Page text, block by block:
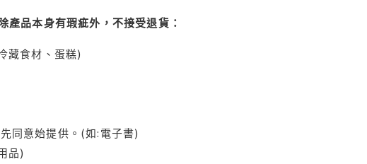
品本身有瑕疵外，不接受退貨：
藏食材、蛋糕)
同意始提供。(如:電子書)
品)